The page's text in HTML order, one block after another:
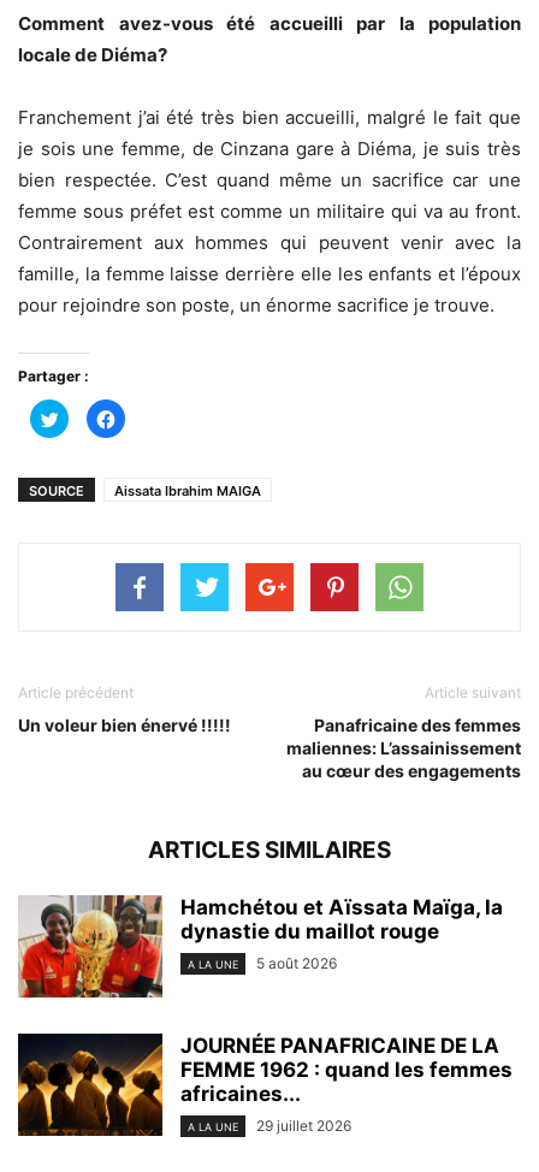
Comment avez-vous été accueilli par la population
locale de Diéma?
Franchement j’ai été très bien accueilli, malgré le fait que
je sois une femme, de Cinzana gare à Diéma, je suis très
bien respectée. C’est quand même un sacrifice car une
femme sous préfet est comme un militaire qui va au front.
Contrairement aux hommes qui peuvent venir avec la
famille, la femme laisse derrière elle les enfants et l’époux
pour rejoindre son poste, un énorme sacrifice je trouve.
Partager :
Cliquez
pour
partager
dans
une
Cliquez
pour
dans
une
SOURCE Aissata Ibrahim MAIGA
Article précédent
Un voleur bien énervé !!!!!
Article suivant
Panafricaine des femmes
maliennes: L’assainissement
au cœur des engagements
ARTICLES SIMILAIRES
Hamchétou et Aïssata Maïga, la
dynastie du maillot rouge
A LA UNE 5 août 2026
JOURNÉE PANAFRICAINE DE LA
FEMME 1962 : quand les femmes
africaines...
A LA UNE 29 juillet 2026